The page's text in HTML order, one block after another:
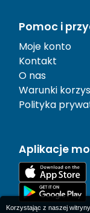
Pomoc i
Moje konto
Kontakt
O nas
Warunki
Polityka
Aplikacje
Korzystając z naszej